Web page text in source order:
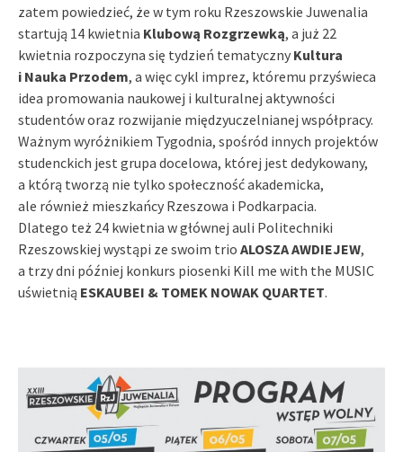
zatem powiedzieć, że w tym roku Rzeszowskie Juwenalia
startują 14 kwietnia Klubową Rozgrzewką, a już 22
kwietnia rozpoczyna się tydzień tematyczny Kultura
i Nauka Przodem, a więc cykl imprez, któremu przyświeca
idea promowania naukowej i kulturalnej aktywności
studentów oraz rozwijanie międzyuczelnianej współpracy.
Ważnym wyróżnikiem Tygodnia, spośród innych projektów
studenckich jest grupa docelowa, której jest dedykowany,
a którą tworzą nie tylko społeczność akademicka,
ale również mieszkańcy Rzeszowa i Podkarpacia.
Dlatego też 24 kwietnia w głównej auli Politechniki
Rzeszowskiej wystąpi ze swoim trio ALOSZAAWDIEJEW,
a trzy dni później konkurs piosenki Kill me with the MUSIC
uświetnią ESKAUBEI & TOMEK NOWAK QUARTET.